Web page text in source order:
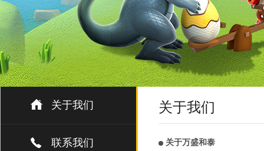
关于我们
联系我们
关于我们
关于万盛和泰